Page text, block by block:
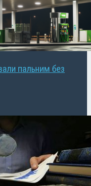
пальним без